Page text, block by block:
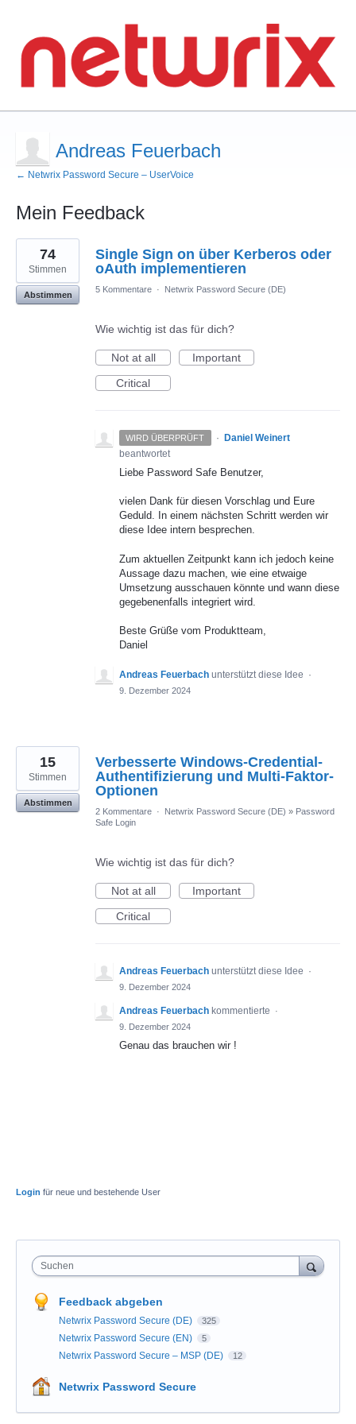
Andreas Feuerbach
← Netwrix Password Secure – UserVoice
Mein Feedback
2
gefundene
Ergebnisse
Single Sign on über Kerberos oder
oAuth implementieren
74
Stimmen
Abstimmen
5 Kommentare · Netwrix Password Secure (DE)
Wie wichtig ist das für dich?
Not at all
Important
Critical
WIRD ÜBERPRÜFT ·
Daniel Weinert
beantwortet
Liebe Password Safe Benutzer,
vielen Dank für diesen Vorschlag und Eure
Geduld. In einem nächsten Schritt werden wir
diese Idee intern besprechen.
Zum aktuellen Zeitpunkt kann ich jedoch keine
Aussage dazu machen, wie eine etwaige
Umsetzung ausschauen könnte und wann diese
gegebenenfalls integriert wird.
Beste Grüße vom Produktteam,
Daniel
Andreas Feuerbach unterstützt diese Idee ·
9. Dezember 2024
Verbesserte Windows-Credential-
Authentifizierung und Multi-Faktor-
Optionen
15
Stimmen
Abstimmen
2 Kommentare · Netwrix Password Secure (DE) » Password
Safe Login
Wie wichtig ist das für dich?
Not at all
Important
Critical
Andreas Feuerbach unterstützt diese Idee ·
9. Dezember 2024
Andreas Feuerbach kommentierte
·
9. Dezember 2024
Genau das brauchen wir !
Login für neue und bestehende User
Suchen
Feedback abgeben
Netwrix Password Secure (DE) 325
Netwrix Password Secure (EN) 5
Netwrix Password Secure – MSP (DE) 12
Netwrix Password Secure